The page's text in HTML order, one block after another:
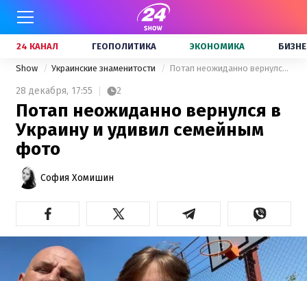
24 КАНАЛ ГЕОПОЛИТИКА ЭКОНОМИКА
Show Украинские знаменитости Потап неожиданно вернулся в Украину и удивил семейным фото
28 декабря, 17:55 2
Потап неожиданно вернулся в
Украину и удивил семейным
фото
София Хомишин